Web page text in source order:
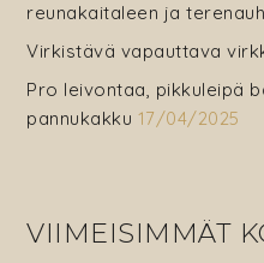
reunakaitaleen ja
Virkistävä vapauttava
Pro leivontaa, pikkuleipä
pannukakku 17/04/2025
VIIMEISIMMÄT